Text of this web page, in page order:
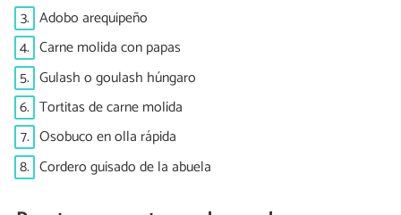
3. Adobo arequipeño
4. Carne molida con papas
5. Gulash o goulash húngaro
6. Tortitas de carne molida
7. Osobuco en olla rápida
8. Cordero guisado de la abuela